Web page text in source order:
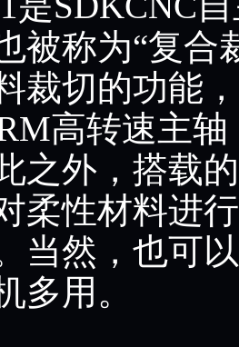
被称为“复合
裁切的功能
高转速主
之外，搭载
柔性材料进
当然，也可
多用。